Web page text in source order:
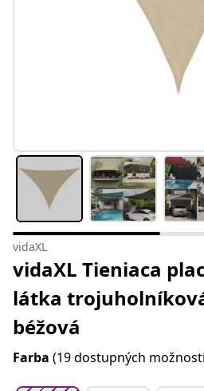
vidaXL
vidaXL Tieniaca
látka
béžová
Farba (19 dostupných